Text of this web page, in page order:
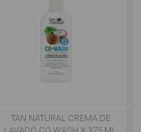
TAN NATURAL CREMA DE